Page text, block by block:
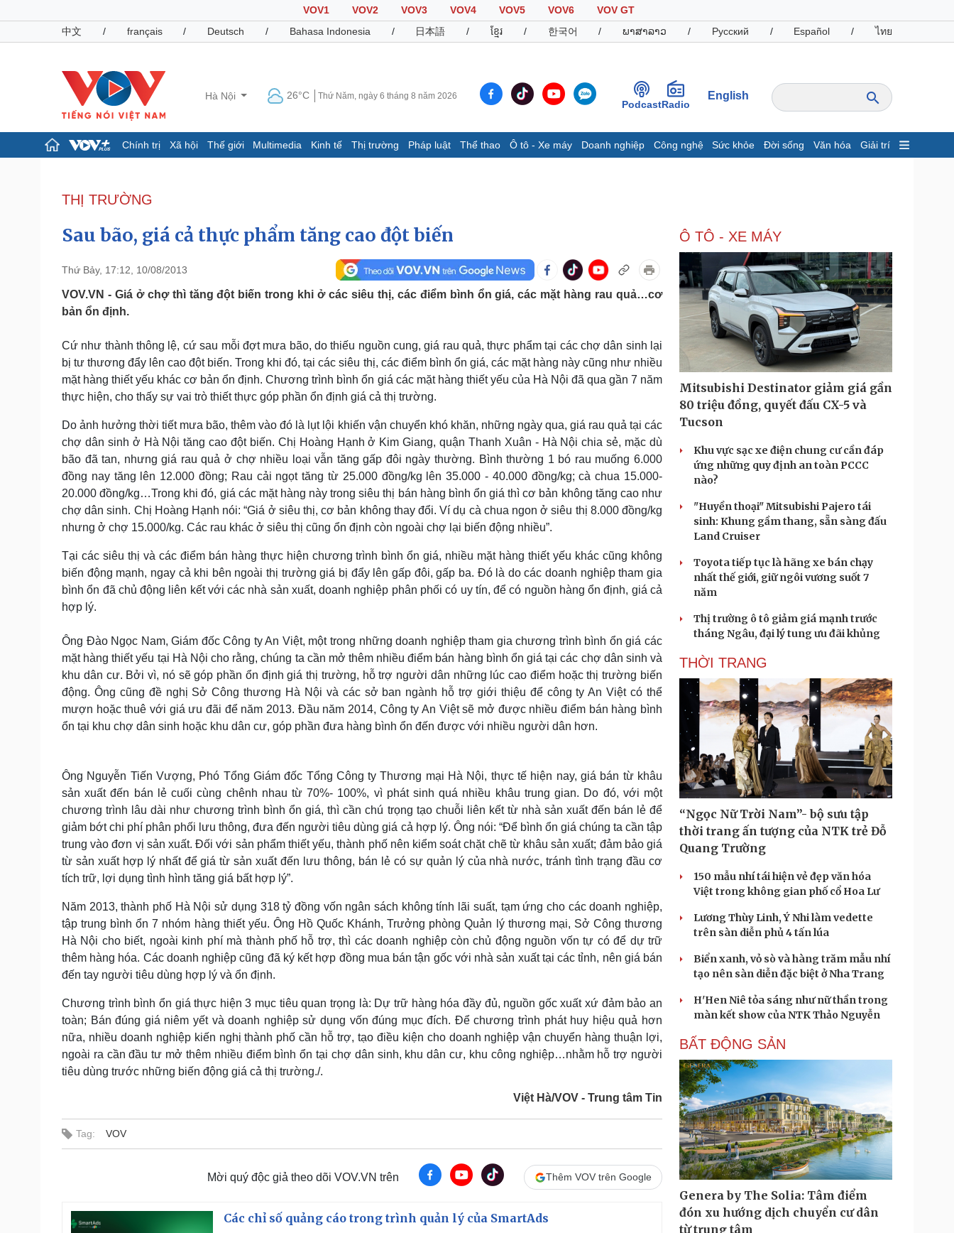
VOV1 VOV2 VOV3 VOV4 VOV5 VOV6
VOV GT
中文
/ français / Deutsch / Bahasa Indonesia / 日本語 / ខ្មែរ / 한국어 / ພາສາລາວ / Русский / Español / ไทย
Hà Nội 26°C Thứ Năm, ngày 6 tháng 8 năm 2026
PodcastRadio
English
Chính trị Xã hội Thế giới Multimedia Kinh tế Thị trường Pháp luật Thể thao Ô tô - Xe máy Doanh nghiệp Công nghệ Sức khỏe Đời sống Văn hóa Giải trí
Đảng
Tổ chức nhân sự
Nhận diện sự thật
Dấu ấn VOV
Chứng khoán
Giá cà phê
Pháp luật
Vụ án
Tư vấn luật
Quân sự - Quốc phòng
Phân tích
Thể thao
Thế giới thể thao
eSports
Hậu trường
Ô tô - Xe máy
Tư vấn
Doanh nghiệp
Thông tin doanh nghiệp
Doanh nghiệp 24h
Doanh nhân
Vì cộng đồng
Công nghệ
Sành điệu
Tin Công nghệ
Trải nghiệm
Chuyển đổi số
Sức khỏe
Cây thuốc
Sản phụ khoa
Nhi khoa
Nam khoa
Làm đẹp - giảm cân
Phòng mạch online
Ăn sạch sống khỏe
Đời sống
Blog
Tình yêu - Gia đình
Văn hóa
Văn học
Âm nhạc
Di sản
Thời trang
Sao Việt
Săn Tour
check-in
Podcast
Câu chuyện thời sự
Cửa sổ tình yêu
Kể chuyện cho bé
Hạt giống tâm hồn
THỊ TRƯỜNG
Sau bão, giá cả thực phẩm tăng cao đột biến
Thứ Bảy, 17:12, 10/08/2013
VOV.VN - Giá ở chợ thì tăng đột biến trong khi ở các siêu thị, các điểm bình ổn giá, các mặt hàng rau quả…cơ
bản ổn định.
Cứ như thành thông lệ, cứ sau mỗi đợt mưa bão, do thiếu nguồn cung, giá rau quả, thực phẩm tại các chợ dân sinh lại
bị tư thương đẩy lên cao đột biến. Trong khi đó, tại các siêu thị, các điểm bình ổn giá, các mặt hàng này cũng như nhiều
mặt hàng thiết yếu khác cơ bản ổn định. Chương trình bình ổn giá các mặt hàng thiết yếu của Hà Nội đã qua gần 7 năm
thực hiện, cho thấy sự vai trò thiết thực góp phần ổn định giá cả thị trường.
Do ảnh hưởng thời tiết mưa bão, thêm vào đó là lụt lội khiến vận chuyển khó khăn, những ngày qua, giá rau quả tại các
chợ dân sinh ở Hà Nội tăng cao đột biến. Chị Hoàng Hạnh ở Kim Giang, quận Thanh Xuân - Hà Nội chia sẻ, mặc dù
bão đã tan, nhưng giá rau quả ở chợ nhiều loại vẫn tăng gấp đôi ngày thường. Bình thường 1 bó rau muống 6.000
đồng nay tăng lên 12.000 đồng; Rau cải ngọt tăng từ 25.000 đồng/kg lên 35.000 - 40.000 đồng/kg; cà chua 15.000-
20.000 đồng/kg…Trong khi đó, giá các mặt hàng này trong siêu thị bán hàng bình ổn giá thì cơ bản không tăng cao như
chợ dân sinh. Chị Hoàng Hạnh nói: “Giá ở siêu thị, cơ bản không thay đổi. Ví dụ cà chua ngon ở siêu thị 8.000 đồng/kg
nhưng ở chợ 15.000/kg. Các rau khác ở siêu thị cũng ổn định còn ngoài chợ lại biến động nhiều”.
Tại các siêu thị và các điểm bán hàng thực hiện chương trình bình ổn giá, nhiều mặt hàng thiết yếu khác cũng không
biến động mạnh, ngay cả khi bên ngoài thị trường giá bị đẩy lên gấp đôi, gấp ba. Đó là do các doanh nghiệp tham gia
bình ổn đã chủ động liên kết với các nhà sản xuất, doanh nghiệp phân phối có uy tín, để có nguồn hàng ổn định, giá cả
hợp lý.
Ông Đào Ngọc Nam, Giám đốc Công ty An Việt, một trong những doanh nghiệp tham gia chương trình bình ổn giá các
mặt hàng thiết yếu tại Hà Nội cho rằng, chúng ta cần mở thêm nhiều điểm bán hàng bình ổn giá tại các chợ dân sinh và
khu dân cư. Bởi vì, nó sẽ góp phần ổn định giá thị trường, hỗ trợ người dân những lúc cao điểm hoặc thị trường biến
động. Ông cũng đề nghị Sở Công thương Hà Nội và các sở ban ngành hỗ trợ giới thiệu để công ty An Việt có thể
mượn hoặc thuê với giá ưu đãi để năm 2013. Đầu năm 2014, Công ty An Việt sẽ mở được nhiều điểm bán hàng bình
ổn tại khu chợ dân sinh hoặc khu dân cư, góp phần đưa hàng bình ổn đến được với nhiều người dân hơn.
Ông Nguyễn Tiến Vượng, Phó Tổng Giám đốc Tổng Công ty Thương mại Hà Nội, thực tế hiện nay, giá bán từ khâu
sản xuất đến bán lẻ cuối cùng chênh nhau từ 70%- 100%, vì phát sinh quá nhiều khâu trung gian. Do đó, với một
chương trình lâu dài như chương trình bình ổn giá, thì cần chú trọng tạo chuỗi liên kết từ nhà sản xuất đến bán lẻ để
giảm bớt chi phí phân phối lưu thông, đưa đến người tiêu dùng giá cả hợp lý. Ông nói: “Để bình ổn giá chúng ta cần tập
trung vào đơn vị sản xuất. Đối với sản phẩm thiết yếu, thành phố nên kiểm soát chặt chẽ từ khâu sản xuất; đảm bảo giá
từ sản xuất hợp lý nhất để giá từ sản xuất đến lưu thông, bán lẻ có sự quản lý của nhà nước, tránh tình trạng đầu cơ
tích trữ, lợi dụng tình hình tăng giá bất hợp lý”.
Năm 2013, thành phố Hà Nội sử dụng 318 tỷ đồng vốn ngân sách không tính lãi suất, tạm ứng cho các doanh nghiệp,
tập trung bình ổn 7 nhóm hàng thiết yếu. Ông Hồ Quốc Khánh, Trưởng phòng Quản lý thương mại, Sở Công thương
Hà Nội cho biết, ngoài kinh phí mà thành phố hỗ trợ, thì các doanh nghiệp còn chủ động nguồn vốn tự có để dự trữ
thêm hàng hóa. Các doanh nghiệp cũng đã ký kết hợp đồng mua bán tận gốc với nhà sản xuất tại các tỉnh, nên giá bán
đến tay người tiêu dùng hợp lý và ổn định.
Chương trình bình ổn giá thực hiện 3 mục tiêu quan trọng là: Dự trữ hàng hóa đầy đủ, nguồn gốc xuất xứ đảm bảo an
toàn; Bán đúng giá niêm yết và doanh nghiệp sử dụng vốn đúng mục đích. Để chương trình phát huy hiệu quả hơn
nữa, nhiều doanh nghiệp kiến nghị thành phố cần hỗ trợ, tạo điều kiện cho doanh nghiệp vận chuyển hàng thuận lợi,
ngoài ra cần đầu tư mở thêm nhiều điểm bình ổn tại chợ dân sinh, khu dân cư, khu công nghiệp…nhằm hỗ trợ người
tiêu dùng trước những biến động giá cả thị trường./.
Việt Hà/VOV - Trung tâm Tin
Tag: VOV
Mời quý độc giả theo dõi VOV.VN trên Thêm VOV trên Google
Các chỉ số quảng cáo trong trình quản lý của SmartAds
Ô TÔ - XE MÁY
Mitsubishi Destinator giảm giá gần
80 triệu đồng, quyết đấu CX-5 và
Tucson
Khu vực sạc xe điện chung cư cần đáp
ứng những quy định an toàn PCCC
nào?
"Huyền thoại" Mitsubishi Pajero tái
sinh: Khung gầm thang, sẵn sàng đấu
Land Cruiser
Toyota tiếp tục là hãng xe bán chạy
nhất thế giới, giữ ngôi vương suốt 7
năm
Thị trường ô tô giảm giá mạnh trước
tháng Ngâu, đại lý tung ưu đãi khủng
THỜI TRANG
“Ngọc Nữ Trời Nam”- bộ sưu tập
thời trang ấn tượng của NTK trẻ Đỗ
Quang Trường
150 mẫu nhí tái hiện vẻ đẹp văn hóa
Việt trong không gian phố cổ Hoa Lư
Lương Thùy Linh, Ý Nhi làm vedette
trên sàn diễn phủ 4 tấn lúa
Biển xanh, vỏ sò và hàng trăm mẫu nhí
tạo nên sàn diễn đặc biệt ở Nha Trang
H'Hen Niê tỏa sáng như nữ thần trong
màn kết show của NTK Thảo Nguyễn
BẤT ĐỘNG SẢN
Genera by The Solia: Tâm điểm
đón xu hướng dịch chuyển cư dân
từ trung tâm